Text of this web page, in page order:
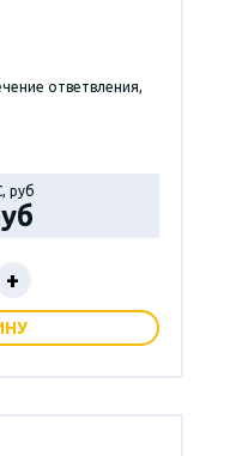
ответвления,
руб
+